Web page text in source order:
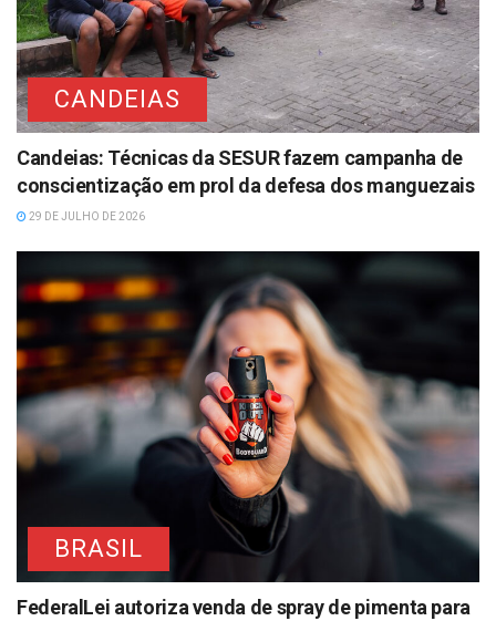
CANDEIAS
Candeias: Técnicas da SESUR fazem campanha de
conscientização em prol da defesa dos manguezais
29 DE JULHO DE 2026
BRASIL
FederalLei autoriza venda de spray de pimenta para